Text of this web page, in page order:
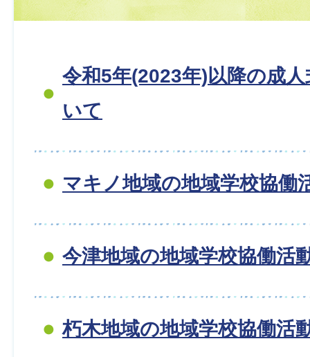
令和5年(2023年)以降の成
いて
マキノ地域の地域学校協働
今津地域の地域学校協働活
朽木地域の地域学校協働活